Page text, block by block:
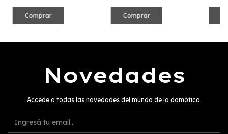
Novedades
Accede a todas las novedades del mundo de la domótica.